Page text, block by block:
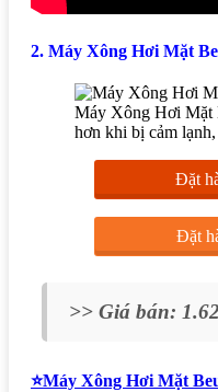
2. Máy Xông Hơi Mặt
Máy Xông Hơi Mặt
hơn khi bị cảm
Đặt
Đặt
>> Giá bán:
⭐Máy Xông Hơi Mặt